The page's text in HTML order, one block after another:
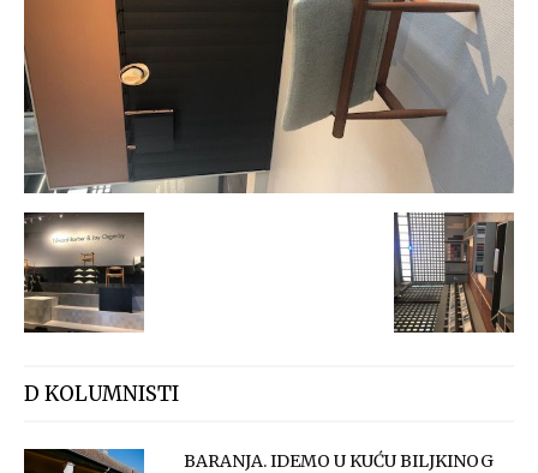
D KOLUMNISTI
BARANJA. IDEMO U KUĆU BILJKINOG